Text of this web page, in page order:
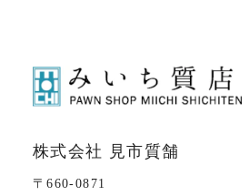
株式会社 見市質舗
〒660-0871